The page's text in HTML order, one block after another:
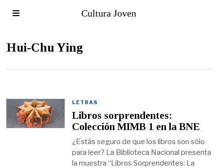
Cultura Joven
Hui-Chu Ying
LETRAS
Libros sorprendentes:
Colección MIMB 1 en la BNE
¿Estás seguro de que los libros son sólo
para leer? La Biblioteca Nacional presenta
la muestra “Libros Sorprendentes: La